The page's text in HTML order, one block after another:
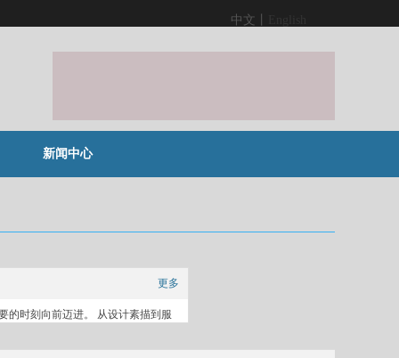
中文丨
新闻中心
更多
的时刻向前迈进。 从设计素描到服